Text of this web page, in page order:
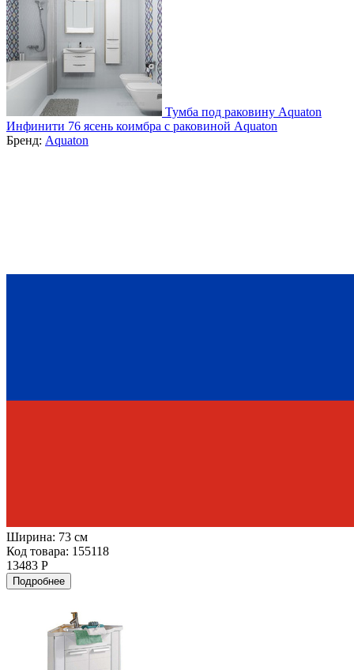
Тумба под раковину Aquaton
Инфинити 76 ясень коимбра с раковиной Aquaton
Бренд: Aquaton
Ширина: 73 см
Код товара: 155118
13483 Р
Подробнее